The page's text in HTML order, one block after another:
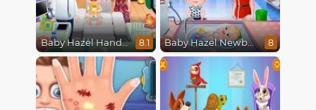
Baby Hazel Hand Fracture 8.1 Baby Hazel Newborn Vaccination 8